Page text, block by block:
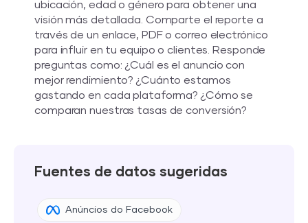
ubicación, edad o género para obtener una
visión más detallada. Comparte el reporte a
través de un enlace, PDF o correo electrónico
para influir en tu equipo o clientes. Responde
preguntas como: ¿Cuál es el anuncio con
mejor rendimiento? ¿Cuánto estamos
gastando en cada plataforma? ¿Cómo se
comparan nuestras tasas de conversión?
Fuentes de datos sugeridas
Anúncios do Facebook